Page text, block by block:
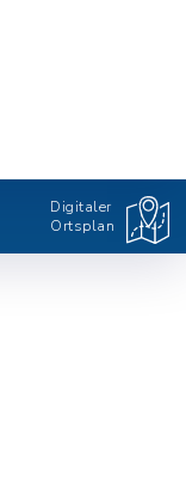
Digitaler
Ortsplan